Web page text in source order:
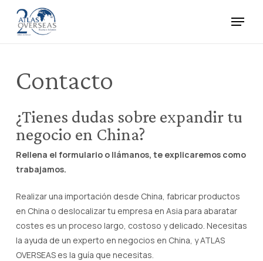
main
Menu
Contacto
¿Tienes dudas sobre expandir tu
negocio en China?
Rellena el formulario o llámanos, te explicaremos como
trabajamos.
Realizar una importación desde China, fabricar productos
en China o deslocalizar tu empresa en Asia para abaratar
costes es un proceso largo, costoso y delicado. Necesitas
la ayuda de un experto en negocios en China, y ATLAS
OVERSEAS es la guía que necesitas.